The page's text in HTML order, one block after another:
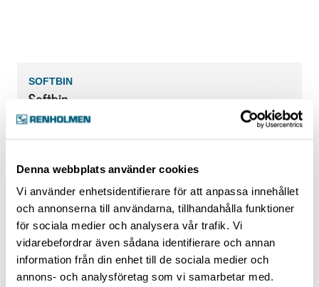
Denna webbplats använder cookies
Vi använder enhetsidentifierare för att anpassa innehållet
och annonserna till användarna, tillhandahålla funktioner
för sociala medier och analysera vår trafik. Vi
vidarebefordrar även sådana identifierare och annan
information från din enhet till de sociala medier och
annons- och analysföretag som vi samarbetar med.
SOFTBIN
Softbin